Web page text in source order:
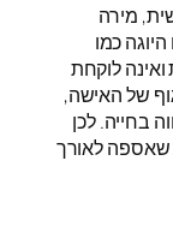
מירה
כמו
לוקחת
של האישה,
בחייה. לכן
שאספה לאורך